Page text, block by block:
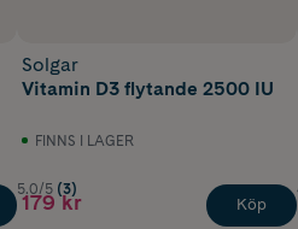
Solgar
Vitamin D3 flytande 2500 IU
FINNS I LAGER
5.0/5 (3)
179 kr Köp